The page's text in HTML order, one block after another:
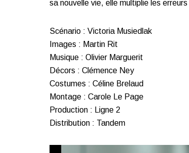
sa nouvelle vie, elle multiplie les
Scénario : Victoria Musiedlak
Images : Martin Rit
Musique : Olivier Marguerit
Décors : Clémence Ney
Costumes : Céline Brelaud
Montage : Carole Le Page
Production : Ligne 2
Distribution : Tandem